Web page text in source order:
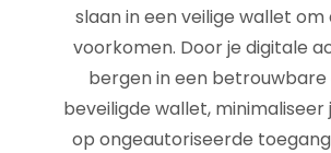
slaan in een veilige wallet
voorkomen. Door je digitale
bergen in een betrouwbare
beveiligde wallet, minimaliseer
op ongeautoriseerde